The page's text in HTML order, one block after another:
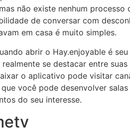
não existe nenhum
de conversar com
em casa é muito simples.
abrir o Hay.enjoyable é
se destacar entre
o aplicativo pode visitar
você pode desenvolver
do seu interesse.